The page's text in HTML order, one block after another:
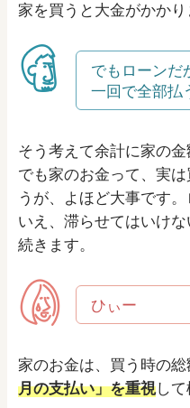
家を買うと大金がかかり
でもローンだ
一回で全部払
そう考えて余計に家の金
でも家のお金って、実は
うが、よほど大事です
いえ、滞らせてはいけ
続きます。
ひぃー
家のお金は、買う時の総
月の支払い」を重視して